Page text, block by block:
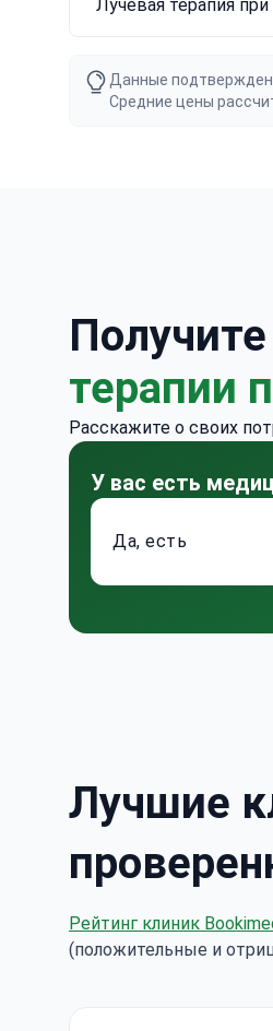
Лучевая терапия при
Данные
Средние цены
терапии
Расскажите о своих
У вас есть
Да, есть
Лучшие
Рейтинг клиник
(положительные и